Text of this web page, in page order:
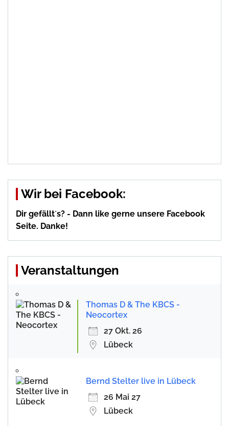
Wir bei Facebook:
Dir gefällt´s? - Dann like gerne unsere Facebook
Seite. Danke!
Veranstaltungen
Thomas D & The KBCS -
Neocortex
27 Okt. 26
Lübeck
Bernd Stelter live in Lübeck
26 Mai 27
Lübeck